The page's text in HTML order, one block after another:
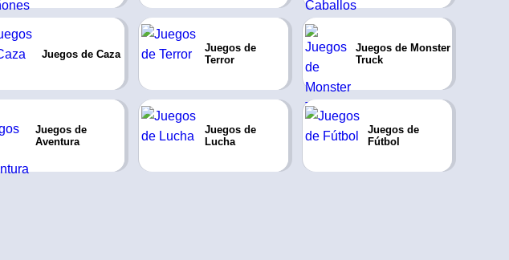
Juegos de Caza
Juegos de
Terror
Juegos de Monster
Truck
Juegos de
Aventura
Juegos de
Lucha
Juegos de
Fútbol